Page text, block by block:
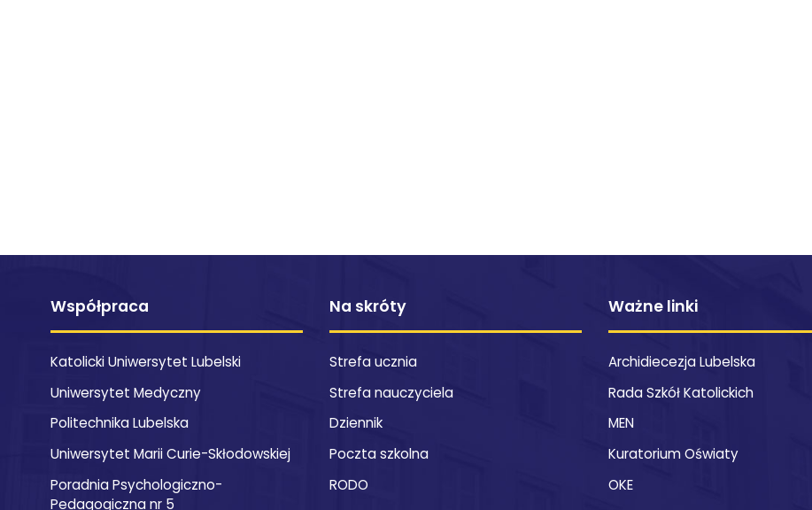
Współpraca
Katolicki Uniwersytet Lubelski
Uniwersytet Medyczny
Politechnika Lubelska
Uniwersytet Marii Curie-Skłodowskiej
Poradnia Psychologiczno-
Pedagogiczna nr 5
Na skróty
Strefa ucznia
Strefa nauczyciela
Dziennik
Poczta szkolna
RODO
Ważne linki
Archidiecezja Lubelska
Rada Szkół Katolickich
MEN
Kuratorium Oświaty
OKE